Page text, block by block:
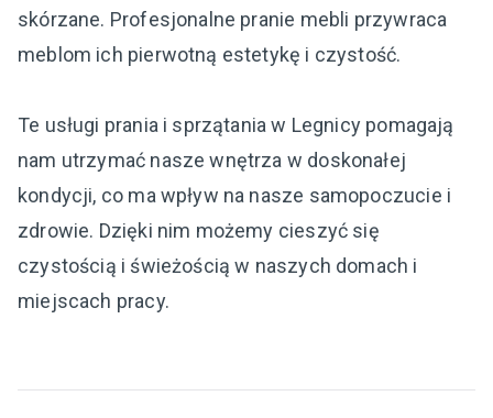
skórzane. Profesjonalne pranie mebli przywraca
meblom ich pierwotną estetykę i czystość.
Te usługi prania i sprzątania w Legnicy pomagają
nam utrzymać nasze wnętrza w doskonałej
kondycji, co ma wpływ na nasze samopoczucie i
zdrowie. Dzięki nim możemy cieszyć się
czystością i świeżością w naszych domach i
miejscach pracy.